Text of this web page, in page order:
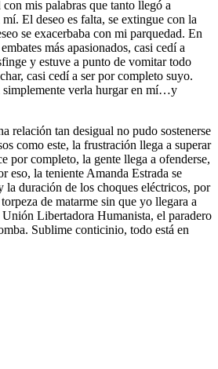
mis palabras que tanto llegó a
El deseo es falta, se extingue con la
se exacerbaba con mi parquedad. En
más apasionados, casi cedí a
y estuve a punto de vomitar todo
casi cedí a ser por completo suyo.
simplemente verla hurgar en mí…y
relación tan desigual no pudo sostenerse
como este, la frustración llega a superar
por completo, la gente llega a ofenderse,
eso, la teniente Amanda Estrada se
duración de los choques eléctricos, por
de matarme sin que yo llegara a
Libertadora Humanista, el paradero
Sublime conticinio, todo está en